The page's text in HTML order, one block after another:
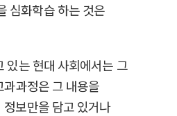
심화학습 하는 것은
있는 현대 사회에서는 그
과정은 그 내용을
보만을 담고 있거나